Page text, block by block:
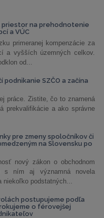
priestor na prehodnotenie
a VÚC
primeranej kompenzácie za
a vyšších územných celkov.
od...
podnikanie SZČO a začína
práce. Zistite, čo to znamená
prekvalifikácie a ako správne
pre zmeny spoločníkov či
na Slovensku po
nový zákon o obchodnom
ním aj významná novela
niekoľko podstatných...
postupujeme podľa
o férovejšej